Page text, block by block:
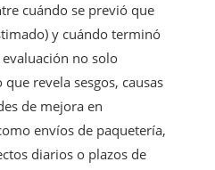
cuándo se previó que
y cuándo terminó
no solo
revela sesgos, causas
de mejora en
envíos de paquetería,
diarios o plazos de